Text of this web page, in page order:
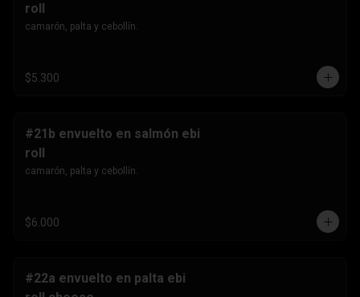
roll
camarón, palta y cebollín.
$5.300
#21b envuelto en salmón ebi
roll
camarón, palta y cebollín.
$6.000
#22a envuelto en palta ebi